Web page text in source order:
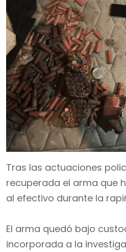
Tras las actuaciones
recuperada el arma que
al efectivo durante la
El arma quedó bajo
incorporada a la